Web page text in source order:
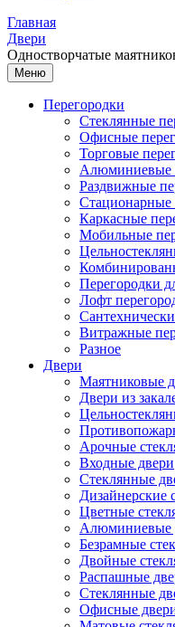
Главная
Двери
Одностворчатые
Меню
Перегородки
Стеклянные
Офисные
Торговые
Алюминиевые
Раздвижные
Стационарные
Каркасные
Мобильные
Перегородки
Лофт
Витражные
Разное
Двери
Маятниковые
Двери из
Арочные
Входные двери
Стеклянные
Дизайнерские
Цветные
Алюминиевые
Безрамные
Двойные
Распашные
Стеклянные
Офисные